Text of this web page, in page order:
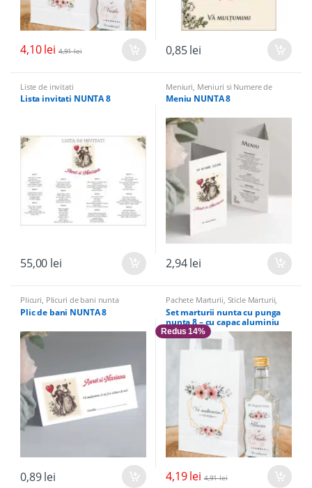
4,10lei 4,91lei 0,85lei
Liste de invitati
Lista invitati NUNTA 8
55,00 lei
Meniuri Meniuri si Numere de
masa
Meniu NUNTA 8
2,94lei
Plicuri, Plicuri de bani nunta
Plic de bani NUNTA 8
0,89lei
Pachete Marturii, Sticle Marturii,
Sticle marturii & Accesorii
Set marturii nunta cu punga
nunta 8 – cu capac aluminiu
Redus 14%
4,19lei 4,91lei